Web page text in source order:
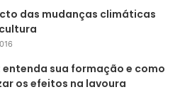
das mudanças climáticas
entenda sua formação e como
os efeitos na lavoura